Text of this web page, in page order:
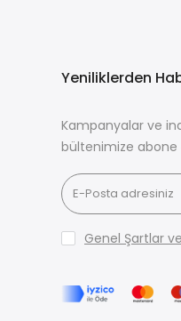
Yeniliklerden
Kampanyalar ve
bültenimize abone
Genel Şartlar